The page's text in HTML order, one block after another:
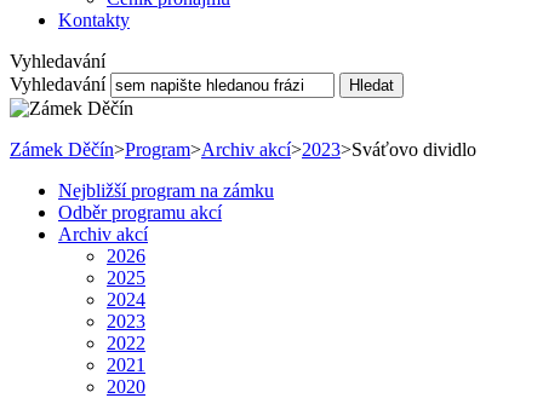
Kontakty
Vyhledavání
Vyhledavání
Hledat
Zámek Děčín>Program>Archiv akcí>2023>Sváťovo dividlo
Nejbližší program na zámku
Odběr programu akcí
Archiv akcí
2026
2025
2024
2023
2022
2021
2020